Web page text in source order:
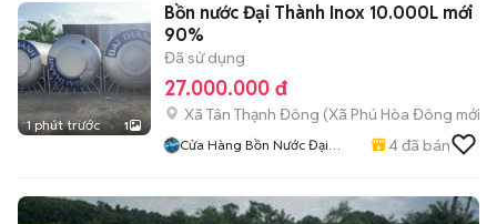
1 phút trước 1
Bồn nước Đại Thành Inox 10.000L mới
90%
Đã sử dụng
27.000.000 đ
Xã Tân Thạnh Đông (Xã Phú Hòa Đông mới)
Cửa Hàng Bồn Nước Đại
4đã bán